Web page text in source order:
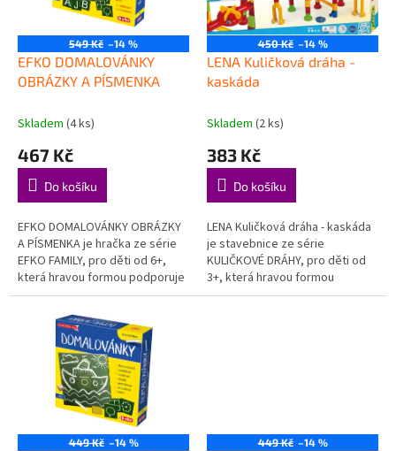
549 Kč –14 %
EFKO DOMALOVÁNKY
OBRÁZKY A PÍSMENKA
Skladem (4 ks)
467 Kč
Do košíku
EFKO DOMALOVÁNKY OBRÁZKY
A PÍSMENKA je hračka ze série
EFKO FAMILY, pro děti od 6+,
která hravou formou podporuje
děti při objevování, hraní a
rozvoji důležitých dovedností....
450 Kč –14 %
LENA Kuličková dráha -
kaskáda
Skladem (2 ks)
383 Kč
Do košíku
LENA Kuličková dráha - kaskáda
je stavebnice ze série
KULIČKOVÉ DRÁHY, pro děti od
3+, která hravou formou
podporuje děti při objevování,
449 Kč –14 % 449 Kč –14 %